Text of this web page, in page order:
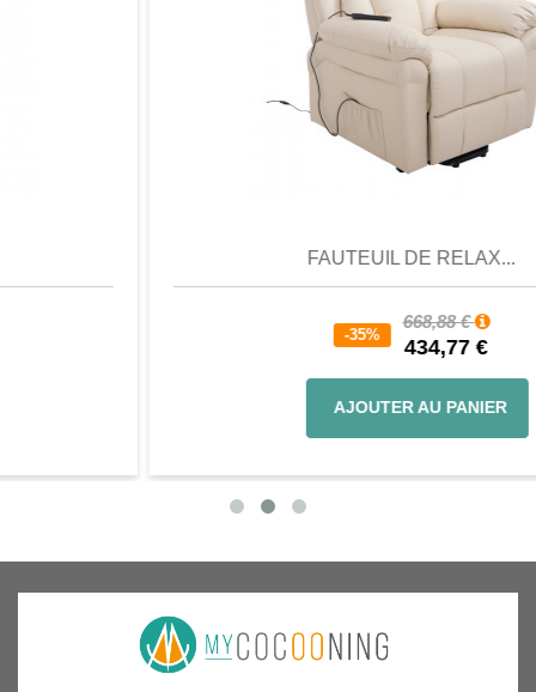
FAUTEUIL DE RELAX...
434,77 €
AJOUTER AU PANIER